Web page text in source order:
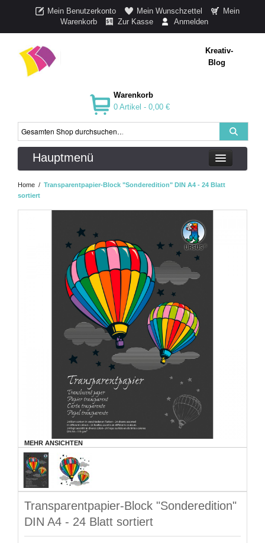
Mein Benutzerkonto Mein Wunschzettel
Mein
Warenkorb
Zur Kasse Anmelden
Kreativ-
Blog
Warenkorb
0 Artikel - 0,00 €
Hauptmenü
Home / Transparentpapier-Block "Sonderedition" DIN A4 - 24 Blatt
sortiert
MEHR ANSICHTEN
Transparentpapier-Block "Sonderedition"
DIN A4 - 24 Blatt sortiert